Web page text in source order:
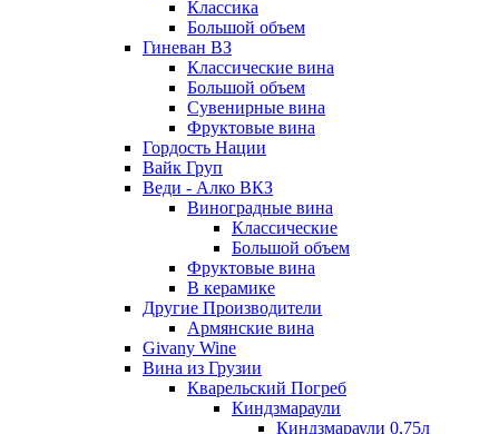
Классика
Большой объем
Гиневан ВЗ
Классические вина
Большой объем
Сувенирные вина
Фруктовые вина
Гордость Нации
Вайк Груп
Веди - Алко ВКЗ
Виноградные вина
Классические
Большой объем
Фруктовые вина
В керамике
Другие Производители
Армянские вина
Givany Wine
Вина из Грузии
Кварельский Погреб
Киндзмараули
Киндзмараули 0,75л